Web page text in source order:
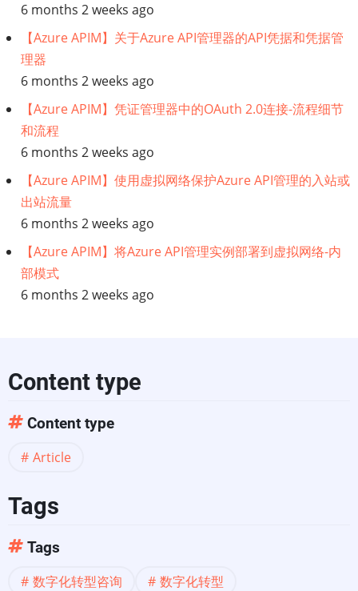
询
6 months 2 weeks ago
【Azure APIM】关于Azure API管理器的API凭据和凭据管
理器
6 months 2 weeks ago
【Azure APIM】凭证管理器中的OAuth 2.0连接-流程细节
和流程
6 months 2 weeks ago
【Azure APIM】使用虚拟网络保护Azure API管理的入站或
出站流量
6 months 2 weeks ago
【Azure APIM】将Azure API管理实例部署到虚拟网络-内
部模式
6 months 2 weeks ago
Content type
Content type
Article
Tags
Tags
数字化转型咨询 数字化转型